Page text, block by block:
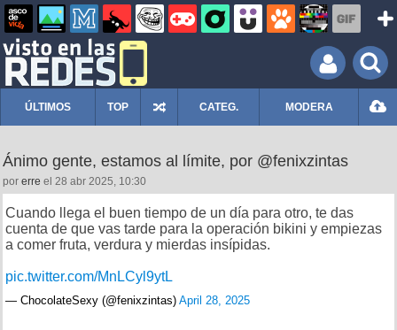
ÚLTIMOS TOP CATEG. MODERA
Ánimo gente, estamos al límite, por @fenixzintas
por erre el 28 abr 2025, 10:30
Cuando llega el buen tiempo de un día para otro, te das
cuenta de que vas tarde para la operación bikini y empiezas
a comer fruta, verdura y mierdas insípidas.
pic.twitter.com/MnLCyl9ytL
— ChocolateSexy (@fenixzintas) April 28, 2025